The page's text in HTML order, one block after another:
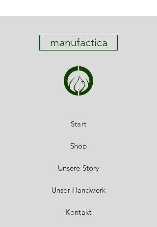
manufactica
Start
Shop
Unsere Story
Unser Handwerk
Kontakt